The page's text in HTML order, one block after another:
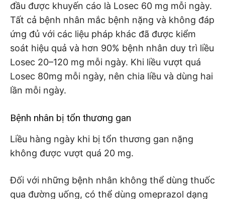
đầu được khuyến cáo là Losec 60 mg mỗi ngày.
Tất cả bệnh nhân mắc bệnh nặng và không đáp
ứng đủ với các liệu pháp khác đã được kiểm
soát hiệu quả và hơn 90% bệnh nhân duy trì liều
Losec 20–120 mg mỗi ngày. Khi liều vượt quá
Losec 80mg mỗi ngày, nên chia liều và dùng hai
lần mỗi ngày.
Bệnh nhân bị tổn thương gan
Liều hàng ngày khi bị tổn thương gan nặng
không được vượt quá 20 mg.
Đối với những bệnh nhân không thể dùng thuốc
qua đường uống, có thể dùng omeprazol dạng